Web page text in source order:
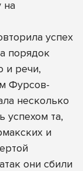
на
успех
порядок
и речи,
Фурсов-
несколько
успехом та,
и
они сбили